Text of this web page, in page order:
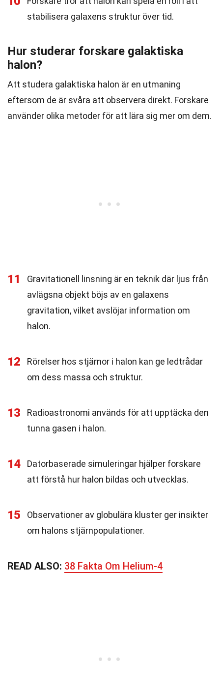
stabilisera galaxens struktur över tid.
Hur studerar forskare galaktiska
halon?
Att studera galaktiska halon är en utmaning
eftersom de är svåra att observera direkt. Forskare
använder olika metoder för att lära sig mer om dem.
11
Gravitationell linsning är en teknik där ljus från
avlägsna objekt böjs av en galaxens
gravitation, vilket avslöjar information om
halon.
12
Rörelser hos stjärnor i halon kan ge ledtrådar
om dess massa och struktur.
13
Radioastronomi används för att upptäcka den
tunna gasen i halon.
14
Datorbaserade simuleringar hjälper forskare
att förstå hur halon bildas och utvecklas.
15
Observationer av globulära kluster ger insikter
om halons stjärnpopulationer.
READ ALSO: 38 Fakta Om Helium-4